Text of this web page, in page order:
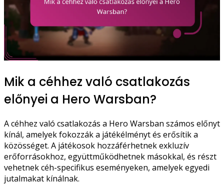
Mik a céhhez való csatlakozás
előnyei a Hero Warsban?
A céhhez való csatlakozás a Hero Warsban számos előnyt
kínál, amelyek fokozzák a játékélményt és erősítik a
közösséget. A játékosok hozzáférhetnek exkluzív
erőforrásokhoz, együttműködhetnek másokkal, és részt
vehetnek céh-specifikus eseményeken, amelyek egyedi
jutalmakat kínálnak.